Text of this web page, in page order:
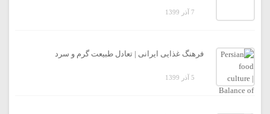
7 آذر 1399
فرهنگ غذایی ایرانی | تعادل طبیعت گرم و سرد
5 آذر 1399